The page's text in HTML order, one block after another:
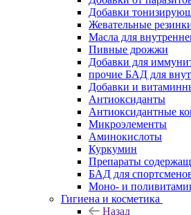
Добавки
Жевательные
Масла для
Пивные дрожжи
Добавки для
прочие БАД для
Добавки и
Антиоксиданты
Антиоксидантные
Микроэлементы
Аминокислоты
Куркумин
Препараты
БАД для
Моно- и
Гигиена и косметика
Назад